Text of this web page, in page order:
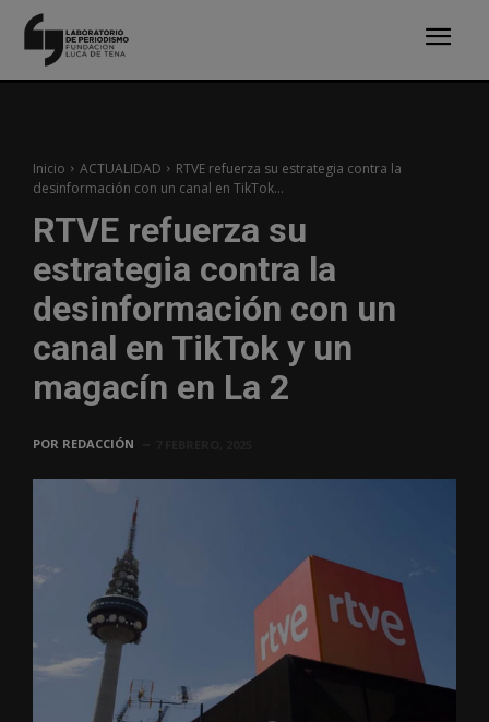
Inicio ACTUALIDAD
RTVE refuerza su estrategia contra la
desinformación con un canal en TikTok...
RTVE refuerza su
estrategia contra la
desinformación con un
canal en TikTok y un
magacín en La 2
POR REDACCIÓN